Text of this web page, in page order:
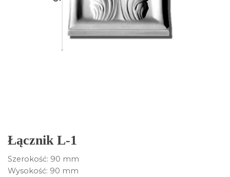
Łącznik L-1
Szerokość: 90 mm
Wysokość: 90 mm